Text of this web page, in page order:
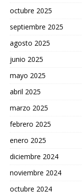
octubre 2025
septiembre 2025
agosto 2025
junio 2025
mayo 2025
abril 2025
marzo 2025
febrero 2025
enero 2025
diciembre 2024
noviembre 2024
octubre 2024